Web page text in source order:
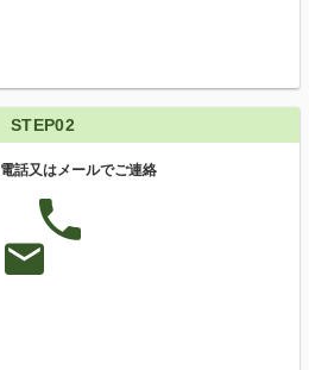
STEP02
話又はメールでご連絡